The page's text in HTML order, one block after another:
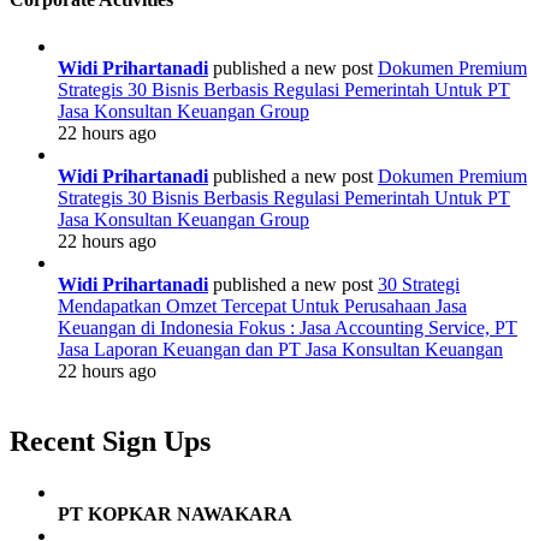
Widi Prihartanadi published a new post Dokumen Premium
Strategis 30 Bisnis Berbasis Regulasi Pemerintah Untuk PT
Jasa Konsultan Keuangan Group
22 hours ago
Widi Prihartanadi published a new post Dokumen Premium
Strategis 30 Bisnis Berbasis Regulasi Pemerintah Untuk PT
Jasa Konsultan Keuangan Group
22 hours ago
Widi Prihartanadi published a new post 30 Strategi
Mendapatkan Omzet Tercepat Untuk Perusahaan Jasa
Keuangan di Indonesia Fokus : Jasa Accounting Service, PT
Jasa Laporan Keuangan dan PT Jasa Konsultan Keuangan
22 hours ago
Recent Sign Ups
PT KOPKAR NAWAKARA